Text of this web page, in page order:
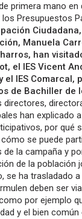
primera mano
Presupuestos
Manuela
han
el IES Vicent
el IES Comarcal,
de Bachiller de
directores,
han explicado
por qué
se puede
la campaña y
de la población
se ha trasladado
deben ser
por ejemplo
y el bien